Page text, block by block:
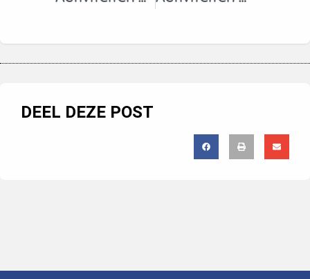
DEEL DEZE POST